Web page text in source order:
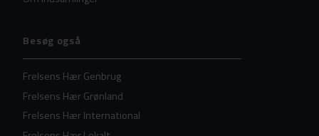
Besøg også
Frelsens Hær Genbrug
Frelsens Hær Grønland
Frelsens Hær International